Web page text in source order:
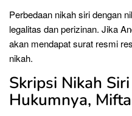
Perbedaan nikah siri dengan
legalitas dan perizinan. Jika
akan mendapat surat resmi
nikah.
Skripsi Nikah
Hukumnya,